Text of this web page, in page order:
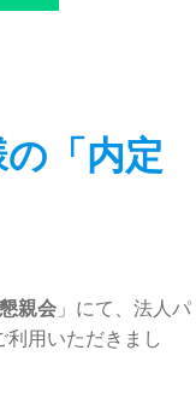
「内定
親会 」にて、法人パ
用いただきまし